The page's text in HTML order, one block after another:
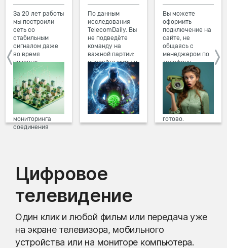
За 20 лет работы
мы построили
сеть со
стабильным
сигналом даже
во время
пиковых
нагрузок в
вечернее время.
Мы постоянно
обновляем наше
оборудование в
домах, а система
мониторинга
соединения
По данным
исследования
TelecomDaily. Вы
не подведёте
команду на
важной партии:
спасайте миры и
побеждайте с
друзьями в
онлайн-играх.
Вы можете
оформить
подключение на
сайте, не
общаясь с
менеджером по
телефону.
Просто в три
клика заполните
форму заявки на
сайте, выберите
дату и время
подключения,
готово.
Цифровое
телевидение
Один клик и любой фильм или передача уже
на экране телевизора, мобильного
устройства или на мониторе компьютера.